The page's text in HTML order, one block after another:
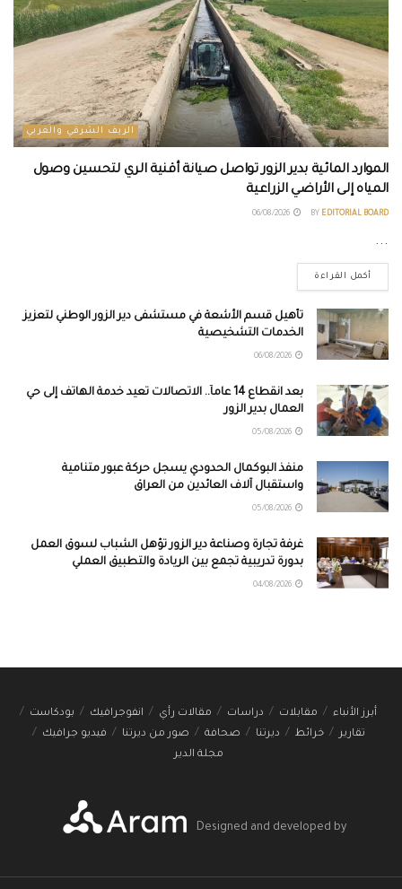
الريف الشرقي والغربي
الموارد المائية بدير الزور تواصل صيانة أقنية الري لتحسين وصول
المياه إلى الأراضي الزراعية
BY EDITORIAL BOARD
...
أكمل القراءة
تأهيل قسم الأشعة في مستشفى دير الزور الوطني لتعزيز
الخدمات التشخيصية
بعد انقطاع 14 عاماً.. الاتصالات تعيد خدمة الهاتف إلى حي
العمال بدير الزور
منفذ البوكمال الحدودي يسجل حركة عبور متنامية
واستقبال آلاف العائدين من العراق
غرفة تجارة وصناعة دير الزور تؤهل الشباب لسوق العمل
بدورة تدريبية تجمع بين الريادة والتطبيق العملي
أبرز الأنباء مقابلات دراسات مقالات رأي انفوجرافيك
بودكاست
تقارير
خرائط ديرتنا صحافة صور من ديرتنا
فيديو جرافيك
مجلة الدير
Designed and developed by